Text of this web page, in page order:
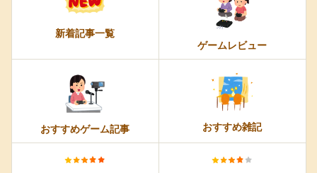
新着記事一覧
ゲームレビュー
おすすめゲーム記事 おすすめ雑記